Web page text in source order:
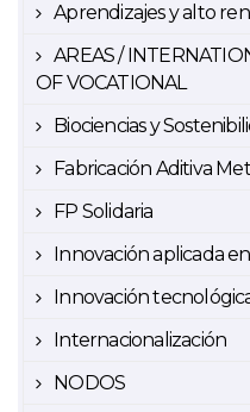
Aprendizajes y alto
AREAS /
OF VOCATIONAL
Biociencias y
Fabricación Aditiva
FP Solidaria
Innovación aplicada
Innovación
Internacionalización
NODOS